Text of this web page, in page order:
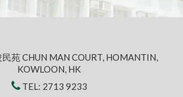
苑 CHUN MAN COURT, HOMANTIN,
KOWLOON, HK
TEL: 2713 9233